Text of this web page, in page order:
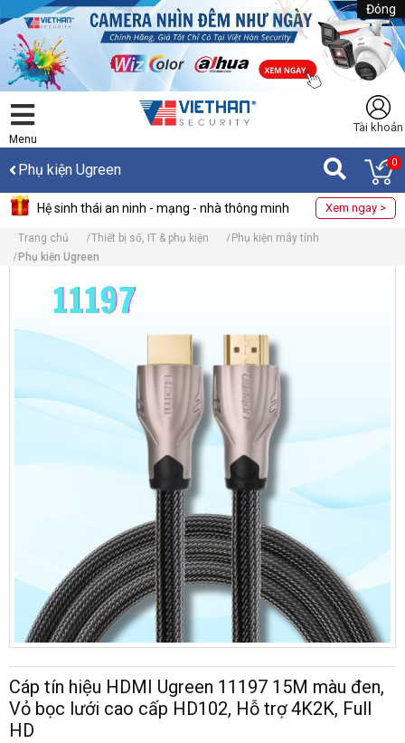
Đóng
Menu
Tài khoản
Phụ kiện Ugreen 0
Hệ sinh thái an ninh - mạng - nhà thông minh Xem ngay >
Trang chủ Thiết bị số, IT & phụ kiện
Phụ kiện máy tính
Phụ kiện Ugreen
Cáp tín hiệu HDMI Ugreen 11197 15M màu đen,
Vỏ bọc lưới cao cấp HD102, Hỗ trợ 4K2K, Full
HD